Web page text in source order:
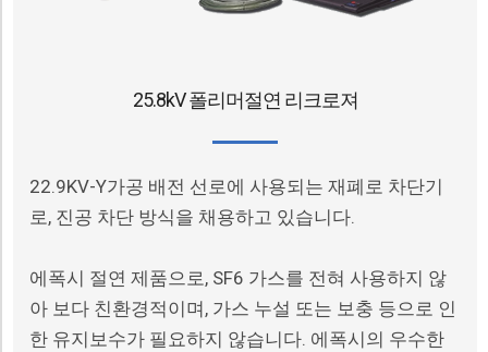
25.8kV 폴리머절연 리크로져
22.9KV-Y가공 배전 선로에 사용되는 재폐로 차단기
로, 진공 차단 방식을 채용하고 있습니다.
에폭시 절연 제품으로, SF6 가스를 전혀 사용하지 않
아 보다 친환경적이며, 가스 누설 또는 보충 등으로 인
한 유지보수가 필요하지 않습니다. 에폭시의 우수한